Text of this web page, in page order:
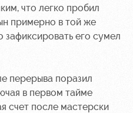
что легко пробил
примерно в той же
зафиксировать его сумел
перерыва поразил
в первом тайме
счет после мастерски